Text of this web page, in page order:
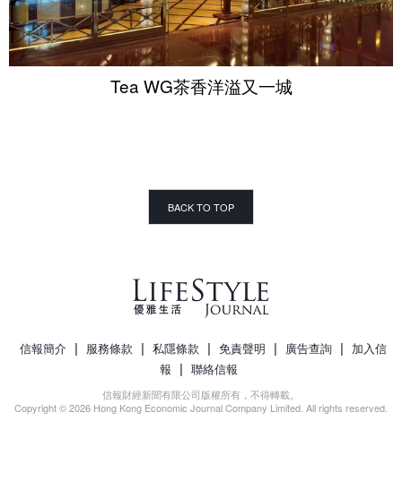
Tea WG茶香洋溢又一城
BACK TO TOP
信報簡介 | 服務條款 | 私隱條款 | 免責聲明 | 廣告查詢 | 加入信
報 | 聯絡信報
信報財經新聞有限公司版權所有，不得轉載。
Copyright © 2026 Hong Kong Economic Journal Company Limited. All rights reserved.